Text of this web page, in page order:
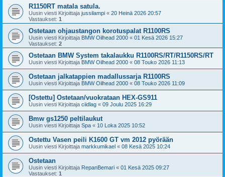
R1150RT matala satula.
Uusin viesti Kirjoittaja jussilampi « 20 Heinä 2026 20:57
Vastaukset: 1
Ostetaan ohjaustangon korotuspalat R1100RS
Uusin viesti Kirjoittaja BMW Oilhead 2000 « 01 Kesä 2026 15:27
Vastaukset: 2
Ostetaan BMW System takalaukku R1100RS/RT/R1150RS/RT
Uusin viesti Kirjoittaja BMW Oilhead 2000 « 08 Touko 2026 11:13
Ostetaan jalkatappien madallussarja R1100RS
Uusin viesti Kirjoittaja BMW Oilhead 2000 « 08 Touko 2026 11:09
[Ostettu] Ostetaan/vuokrataan HEX-GS911
Uusin viesti Kirjoittaja ciidlag « 09 Joulu 2025 16:29
Bmw gs1250 peltilaukut
Uusin viesti Kirjoittaja Spa « 10 Loka 2025 10:52
Ostettu Vasen peili K1600 GT vm 2012 pyörään
Uusin viesti Kirjoittaja markkumikael « 08 Kesä 2025 10:24
Ostetaan
Uusin viesti Kirjoittaja RepanBemari « 01 Kesä 2025 09:27
Vastaukset: 1